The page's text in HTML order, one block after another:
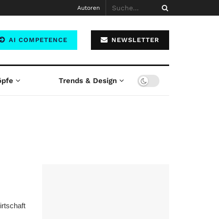
Autoren
AI COMPETENCE NEWSLETTER
Trends & Design